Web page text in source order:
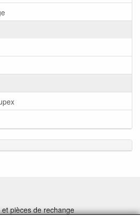
pièces de rechange